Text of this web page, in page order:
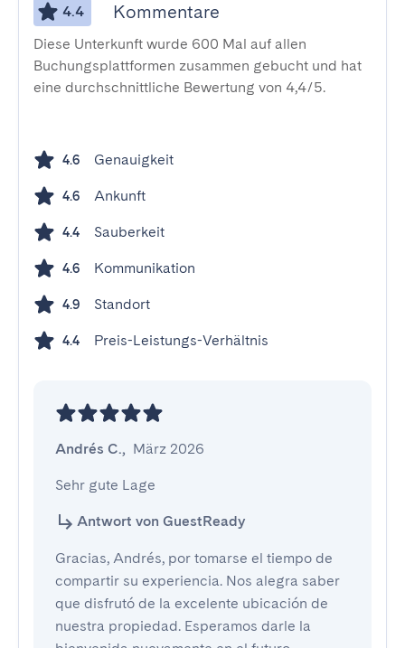
4.4 Kommentare
Diese Unterkunft wurde 600 Mal auf allen
Buchungsplattformen zusammen gebucht und hat
eine durchschnittliche Bewertung von 4,4/5.
4.6 Genauigkeit
4.6 Ankunft
4.4 Sauberkeit
4.6 Kommunikation
4.9 Standort
4.4 Preis-Leistungs-Verhältnis
Andrés C., März 2026
Sehr gute Lage
Antwort von GuestReady
Gracias, Andrés, por tomarse el tiempo de
compartir su experiencia. Nos alegra saber
que disfrutó de la excelente ubicación de
nuestra propiedad. Esperamos darle la